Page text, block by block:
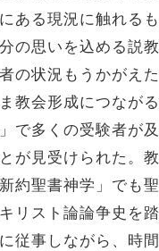
る現況に触れる
の思いを込める説
の状況もうかがえ
教会形成につなが
多くの受験者が
が見受けられた。
約聖書神学」でも
リスト論論争史を
従事しながら、時